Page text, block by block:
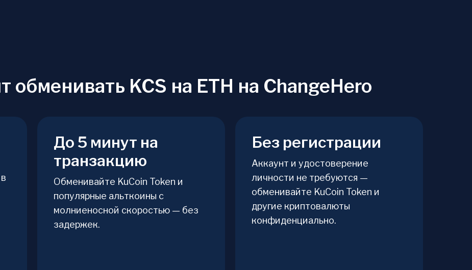
обменивать KCS на ETH на ChangeHero
До 5 минут на
транзакцию
Обменивайте KuCoin Token и
популярные альткоины с
молниеносной скоростью — без
задержек.
Без регистрации
Аккаунт и удостоверение
личности не требуются —
обменивайте KuCoin Token и
другие криптовалюты
конфиденциально.